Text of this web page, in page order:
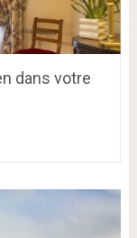
dans votre